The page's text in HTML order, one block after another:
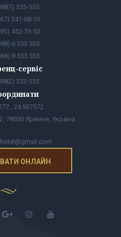
333-555
341-08-10
452-73-53
6 333 555
8 333 555
сервіс
333-555
, 24.567572
78500 Яремче, Україна
ОНЛАЙН